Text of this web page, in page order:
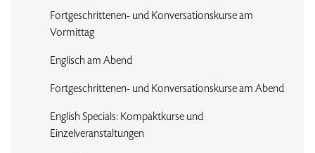
Fortgeschrittenen- und Konversationskurse am
Vormittag
Englisch am Abend
Fortgeschrittenen- und Konversationskurse am Abend
English Specials: Kompaktkurse und
Einzelveranstaltungen